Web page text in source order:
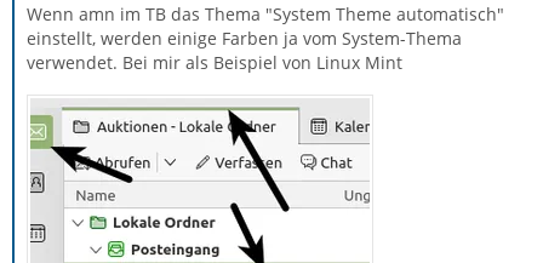
Wenn amn im TB das Thema "System Theme automatisch"
einstellt, werden einige Farben ja vom System-Thema
verwendet. Bei mir als Beispiel von Linux Mint